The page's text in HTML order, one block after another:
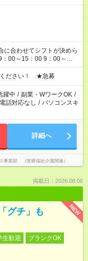
00～15：00 9：00～
ません ※法令に基づき、
り、短時間・短期間の就
ください！ ★急募
躍中 / 副業・WワークOK /
電話対応なし / パソコンスキ
詳細へ
事業部 （医療福祉介護関連）
掲載日：2026.08.06
NEW
グチ」も
生歓迎
ブランクOK